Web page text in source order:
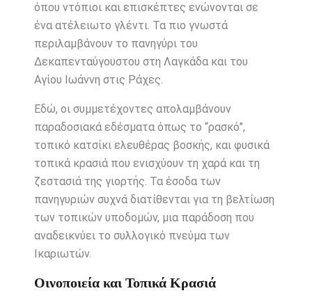
όπου ντόπιοι και επισκέπτες ενώνονται σε
ένα ατέλειωτο γλέντι. Τα πιο γνωστά
περιλαμβάνουν το πανηγύρι του
Δεκαπενταύγουστου στη Λαγκάδα και του
Αγίου Ιωάννη στις Ράχες.
Εδώ, οι συμμετέχοντες απολαμβάνουν
παραδοσιακά εδέσματα όπως το “ρασκό”,
τοπικό κατσίκι ελευθέρας βοσκής, και φυσικά
τοπικά κρασιά που ενισχύουν τη χαρά και τη
ζεστασιά της γιορτής. Τα έσοδα των
πανηγυριών συχνά διατίθενται για τη βελτίωση
των τοπικών υποδομών, μια παράδοση που
αναδεικνύει το συλλογικό πνεύμα των
Ικαριωτών.
Οινοποιεία και Τοπικά Κρασιά